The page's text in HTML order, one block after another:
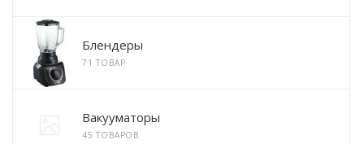
Блендеры
71 ТОВАР
Вакууматоры
45 ТОВАРОВ